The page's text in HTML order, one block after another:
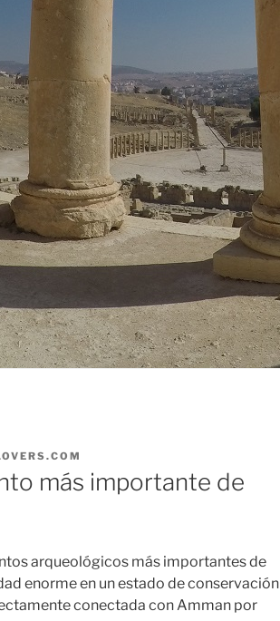
más importante de
arqueológicos más importantes de
enorme en un estado de conservación
conectada con Amman por